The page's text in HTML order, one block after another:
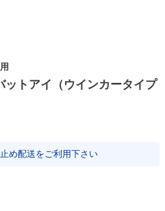
ットアイ（ウインカータイプ
め配送をご利用下さい